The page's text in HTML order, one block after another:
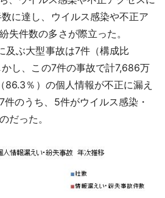
に達し、ウイルス感染や不正ア
失件数の多さが際立った。
ぶ大型事故は7件（構成比
し、この7件の事故で計7,686万
86.3％）の個人情報が不正に漏え
のうち、5件がウイルス感染・
だった。